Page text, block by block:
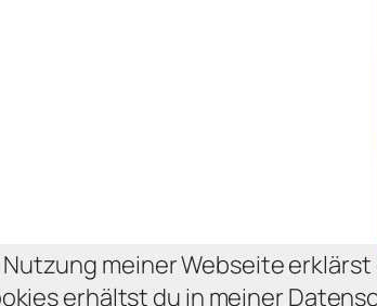
meiner Webseite
erhältst du in meiner